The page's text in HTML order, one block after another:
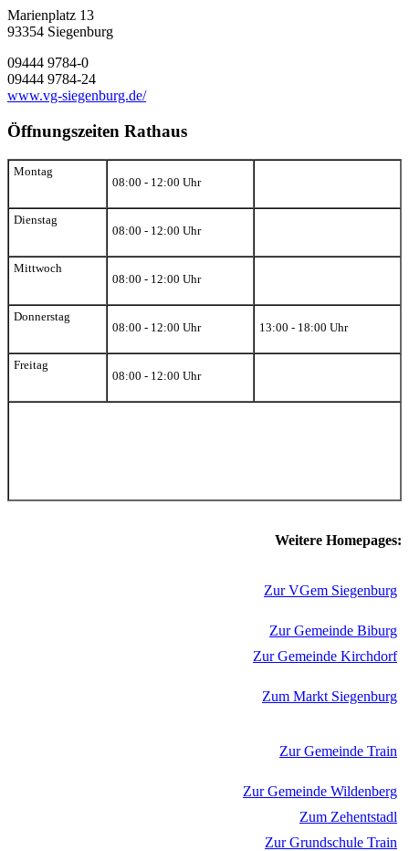
Marienplatz 13
93354 Siegenburg
09444 9784-0
09444 9784-24
www.vg-siegenburg.de/
Öffnungszeiten Rathaus
Montag
08:00 - 12:00 Uhr
Dienstag
08:00 - 12:00 Uhr
Mittwoch
08:00 - 12:00 Uhr
Donnerstag
08:00 - 12:00 Uhr
13:00 - 18:00 Uhr
Freitag
08:00 - 12:00 Uhr
Weitere Homepages:
Zur VGem Siegenburg
Zur Gemeinde Biburg
Zur Gemeinde Kirchdorf
Zum Markt Siegenburg
Zur Gemeinde Train
Zur Gemeinde Wildenberg
Zum Zehentstadl
Zur Grundschule Train